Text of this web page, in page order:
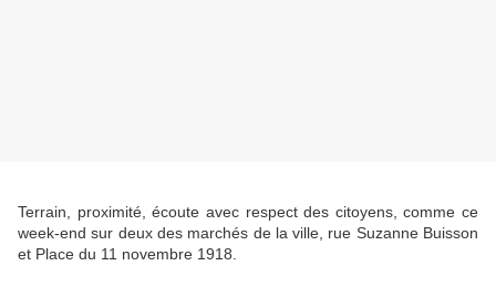
Terrain, proximité, écoute avec respect des citoyens, comme ce
week-end sur deux des marchés de la ville, rue Suzanne Buisson
et Place du 11 novembre 1918.